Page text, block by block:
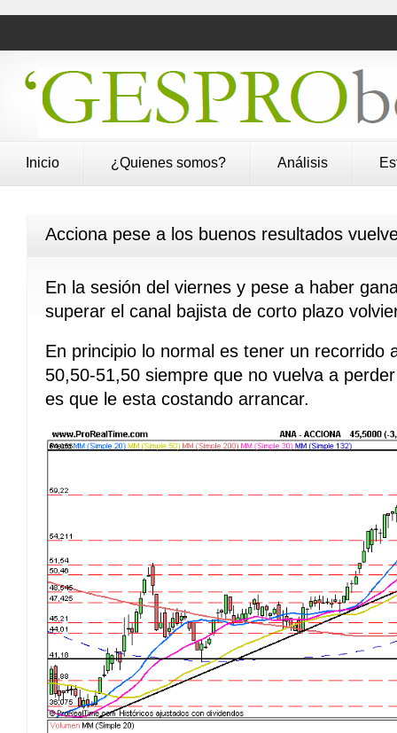
Inicio ¿Quienes somos? Análisis
Acciona pese a los buenos resultados
En la sesión del viernes y pese a haber
superar el canal bajista de corto plazo
En principio lo normal es tener un recorrido
50,50-51,50 siempre que no vuelva a
es que le esta costando arrancar.